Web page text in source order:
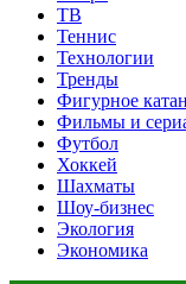
ТВ
Теннис
Технологии
Тренды
Фигурное
Фильмы и
Футбол
Хоккей
Шахматы
Шоу-бизнес
Экология
Экономика